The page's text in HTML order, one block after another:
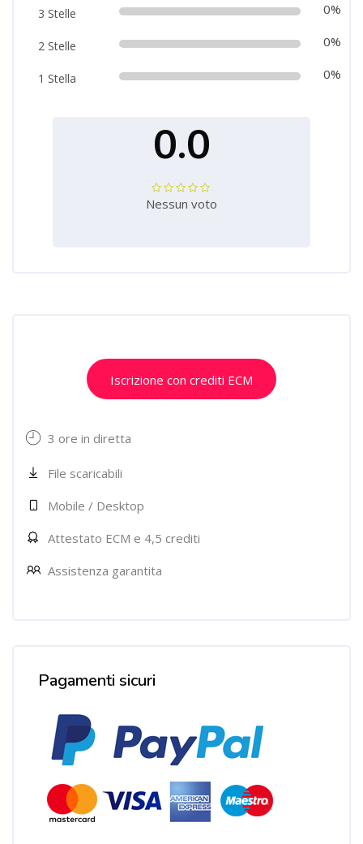
3 Stelle 0%
2 Stelle 0%
1 Stella 0%
0.0
Nessun voto
Iscrizione con crediti ECM
3 ore in diretta
File scaricabili
Mobile / Desktop
Attestato ECM e 4,5 crediti
Assistenza garantita
Pagamenti sicuri